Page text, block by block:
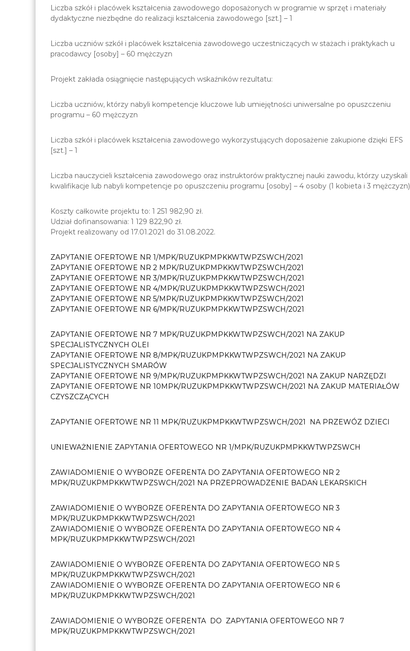
Liczba szkół i placówek kształcenia zawodowego doposażonych w programie w sprzęt i materiały
dydaktyczne niezbędne do realizacji kształcenia zawodowego [szt.] – 1
Liczba uczniów szkół i placówek kształcenia zawodowego uczestniczących w stażach i praktykach u
pracodawcy [osoby] – 60 mężczyzn
Projekt zakłada osiągnięcie następujących wskaźników rezultatu:
Liczba uczniów, którzy nabyli kompetencje kluczowe lub umiejętności uniwersalne po opuszczeniu
programu – 60 mężczyzn
Liczba szkół i placówek kształcenia zawodowego wykorzystujących doposażenie zakupione dzięki EFS
[szt.] – 1
Liczba nauczycieli kształcenia zawodowego oraz instruktorów praktycznej nauki zawodu, którzy uzyskali
kwalifikacje lub nabyli kompetencje po opuszczeniu programu [osoby] – 4 osoby (1 kobieta i 3 mężczyzn)
Koszty całkowite projektu to: 1 251 982,90 zł.
Udział dofinansowania: 1 129 822,90 zł.
Projekt realizowany od 17.01.2021 do 31.08.2022.
ZAPYTANIE OFERTOWE NR 1/MPK/RUZUKPMPKKWTWPZSWCH/2021
ZAPYTANIE OFERTOWE NR 2 MPK/RUZUKPMPKKWTWPZSWCH/2021
ZAPYTANIE OFERTOWE NR 3/MPK/RUZUKPMPKKWTWPZSWCH/2021
ZAPYTANIE OFERTOWE NR 4/MPK/RUZUKPMPKKWTWPZSWCH/2021
ZAPYTANIE OFERTOWE NR 5/MPK/RUZUKPMPKKWTWPZSWCH/2021
ZAPYTANIE OFERTOWE NR 6/MPK/RUZUKPMPKKWTWPZSWCH/2021
ZAPYTANIE OFERTOWE NR 7 MPK/RUZUKPMPKKWTWPZSWCH/2021 NA ZAKUP
SPECJALISTYCZNYCH OLEI
ZAPYTANIE OFERTOWE NR 8/MPK/RUZUKPMPKKWTWPZSWCH/2021 NA ZAKUP
SPECJALISTYCZNYCH SMARÓW
ZAPYTANIE OFERTOWE NR 9/MPK/RUZUKPMPKKWTWPZSWCH/2021 NA ZAKUP NARZĘDZI
ZAPYTANIE OFERTOWE NR 10MPK/RUZUKPMPKKWTWPZSWCH/2021 NA ZAKUP MATERIAŁÓW
CZYSZCZĄCYCH
ZAPYTANIE OFERTOWE NR 11 MPK/RUZUKPMPKKWTWPZSWCH/2021 NA PRZEWÓZ DZIECI
UNIEWAŻNIENIE ZAPYTANIA OFERTOWEGO NR 1/MPK/RUZUKPMPKKWTWPZSWCH
ZAWIADOMIENIE O WYBORZE OFERENTA DO ZAPYTANIA OFERTOWEGO NR 2
MPK/RUZUKPMPKKWTWPZSWCH/2021 NA PRZEPROWADZENIE BADAŃ LEKARSKICH
ZAWIADOMIENIE O WYBORZE OFERENTA DO ZAPYTANIA OFERTOWEGO NR 3
MPK/RUZUKPMPKKWTWPZSWCH/2021
ZAWIADOMIENIE O WYBORZE OFERENTA DO ZAPYTANIA OFERTOWEGO NR 4
MPK/RUZUKPMPKKWTWPZSWCH/2021
ZAWIADOMIENIE O WYBORZE OFERENTA DO ZAPYTANIA OFERTOWEGO NR 5
MPK/RUZUKPMPKKWTWPZSWCH/2021
ZAWIADOMIENIE O WYBORZE OFERENTA DO ZAPYTANIA OFERTOWEGO NR 6
MPK/RUZUKPMPKKWTWPZSWCH/2021
ZAWIADOMIENIE O WYBORZE OFERENTA DO ZAPYTANIA OFERTOWEGO NR 7
MPK/RUZUKPMPKKWTWPZSWCH/2021